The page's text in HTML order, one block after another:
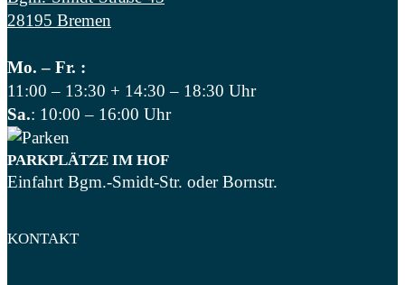
28195 Bremen
Mo. – Fr. :
11:00 – 13:30 + 14:30 – 18:30 Uhr
Sa.: 10:00 – 16:00 Uhr
PARKPLÄTZE IM HOF
Einfahrt Bgm.-Smidt-Str. oder Bornstr.
KONTAKT